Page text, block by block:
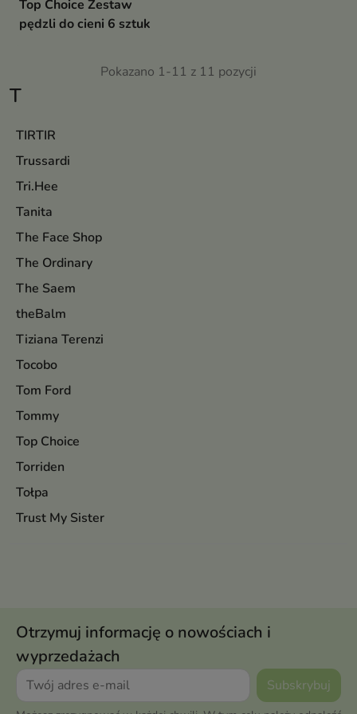
T
TIRTIR
Trussardi
Tri.Hee
Tanita
The Face Shop
The Ordinary
The Saem
theBalm
Tiziana Terenzi
Tocobo
Tom Ford
Tommy
Top Choice
Torriden
Tołpa
Trust My Sister
Top Choice Zestaw
pędzli do cieni 6 sztuk
Pokazano 1-11 z 11 pozycji
Otrzymuj informację o nowościach i
wyprzedażach